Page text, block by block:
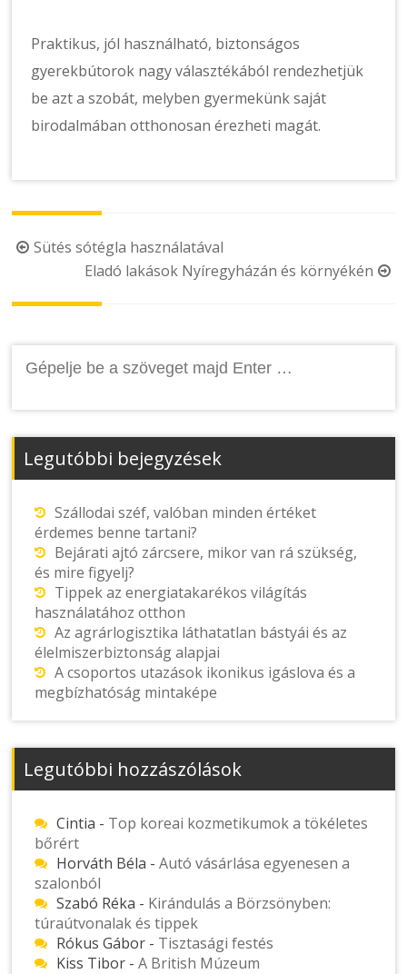
Praktikus, jól használható, biztonságos
gyerekbútorok nagy választékából rendezhetjük
be azt a szobát, melyben gyermekünk saját
birodalmában otthonosan érezheti magát.
Post
navigation
Sütés sótégla használatával
Eladó lakások Nyíregyházán és környékén
Legutóbbi bejegyzések
Szállodai széf, valóban minden értéket
érdemes benne tartani?
Bejárati ajtó zárcsere, mikor van rá szükség,
és mire figyelj?
Tippek az energiatakarékos világítás
használatához otthon
Az agrárlogisztika láthatatlan bástyái és az
élelmiszerbiztonság alapjai
A csoportos utazások ikonikus igáslova és a
megbízhatóság mintaképe
Legutóbbi hozzászólások
Cintia - Top koreai kozmetikumok a tökéletes
bőrért
Horváth Béla -Autó vásárlása egyenesen a
szalonból
Szabó Réka - Kirándulás a Börzsönyben:
túraútvonalak és tippek
Rókus Gábor - Tisztasági festés
Kiss Tibor -A British Múzeum